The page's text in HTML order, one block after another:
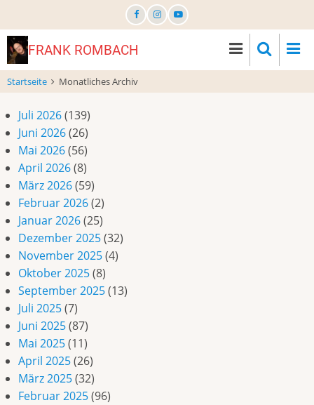
zum
InhaltFRANK ROMBACH
Startseite Monatliches Archiv
Juli 2026(139)
Juni 2026(26)
Mai 2026(56)
April 2026(8)
März 2026(59)
Februar 2026(2)
Januar 2026(25)
Dezember 2025(32)
November 2025(4)
Oktober 2025(8)
September 2025(13)
Juli 2025(7)
Juni 2025(87)
Mai 2025(11)
April 2025(26)
März 2025(32)
Februar 2025(96)